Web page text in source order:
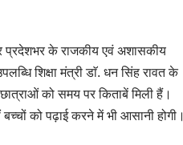
प्रदेशभर के राजकीय एवं अशासकीय
शिक्षा मंत्री डाॅ. धन सिंह रावत के
को समय पर किताबें मिली हैं।
बच्चों को पढ़ाई करने में भी आसानी होगी।